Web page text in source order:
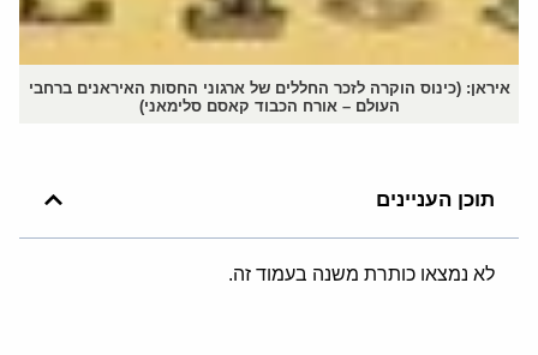
איראן: (כינוס הוקרה לזכר החללים של ארגוני החסות האיראנים ברחבי
העולם – אורח הכבוד קאסם סלימאני)
תוכן העניינים
לא נמצאו כותרת משנה בעמוד זה.